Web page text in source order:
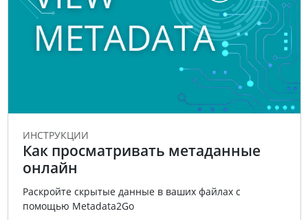
ИНСТРУКЦИИ
Как просматривать метаданные
онлайн
Раскройте скрытые данные в ваших файлах с
помощью Metadata2Go